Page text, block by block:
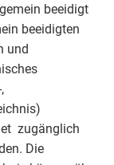
beeidigt
beeidigten
und
zugänglich
Die